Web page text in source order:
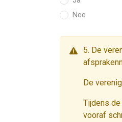
Nee
5. De
De
Tijdens
vooraf